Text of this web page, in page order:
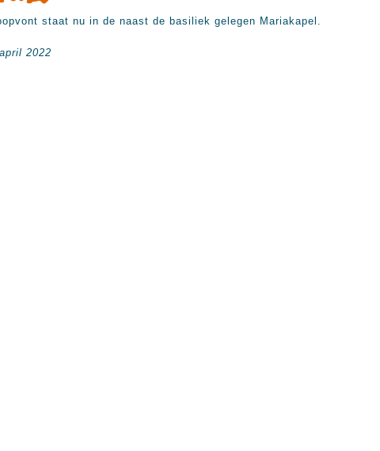
staat nu in de naast de basiliek gelegen Mariakapel.
2022